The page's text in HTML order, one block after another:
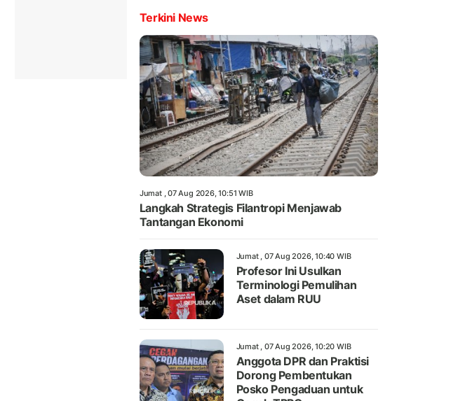
Terkini News
Jumat , 07 Aug 2026, 10:51 WIB
Langkah Strategis Filantropi Menjawab
Tantangan Ekonomi
Jumat , 07 Aug 2026, 10:40 WIB
Profesor Ini Usulkan
Terminologi Pemulihan
Aset dalam RUU
Jumat , 07 Aug 2026, 10:20 WIB
Anggota DPR dan Praktisi
Dorong Pembentukan
Posko Pengaduan untuk